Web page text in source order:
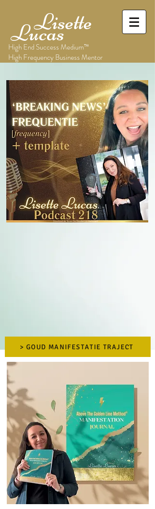
Lisette
Lucas
High End Success Medium™
High Frequency Business Mentor
> GOUD MANIFESTATIE TRAJECT